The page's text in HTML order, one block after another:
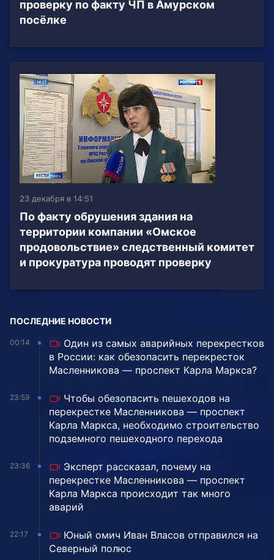
проверку по факту ЧП в Амурском
посёлке
23 декабря в 14:51
По факту обрушения здания на
территории компании «Омское
продовольствие» следственный комитет
и прокуратура проводят проверку
ПОСЛЕДНИЕ НОВОСТИ
00:14
Один из самых аварийных перекрестков
в России: как обезопасить перекресток
Масленникова — проспект Карла Маркса?
23:59
Чтобы обезопасить пешеходов на
перекрестке Масленникова — проспект
Карла Маркса, необходимо строительство
подземного пешеходного перехода
23:36
Эксперт рассказал, почему на
перекрестке Масленникова — проспект
Карла Маркса происходит так много
аварий
22:17
Юный омич Иван Власов отправился на
Северный полюс